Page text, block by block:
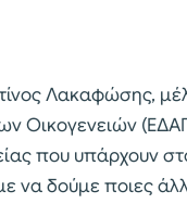
Λακαφώσης,
Οικογενειών
που υπάρχουν
να δούμε ποιες